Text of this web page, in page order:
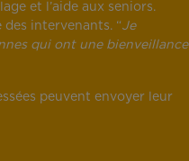
et l’aide aux seniors.
intervenants. “Je
qui ont une bienveillance
peuvent envoyer leur